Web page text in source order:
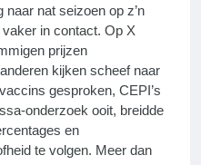
nat seizoen op z’n
in contact. Op X
prijzen
kijken scheef naar
gesproken, CEPI’s
onderzoek ooit, breidde
en
te volgen. Meer dan